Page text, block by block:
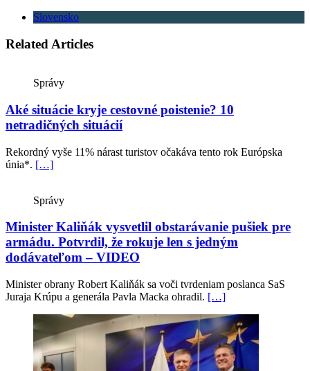
Slovensko
Related Articles
Správy
Aké situácie kryje cestovné poistenie? 10
netradičných situácií
Rekordný vyše 11% nárast turistov očakáva tento rok Európska
únia*. […]
Správy
Minister Kaliňák vysvetlil obstarávanie pušiek pre
armádu. Potvrdil, že rokuje len s jedným
dodávateľom – VIDEO
Minister obrany Robert Kaliňák sa voči tvrdeniam poslanca SaS
Juraja Krúpu a generála Pavla Macka ohradil. […]